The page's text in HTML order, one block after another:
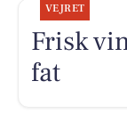
VEJRET
Frisk
fat